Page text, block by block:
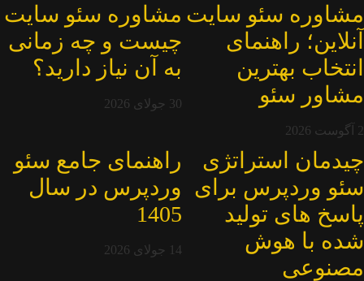
مشاوره سئو سایت
آنلاین؛ راهنمای
انتخاب بهترین
مشاور سئو
2 آگوست 2026
مشاوره سئو سایت
چیست و چه زمانی
به آن نیاز دارید؟
30 جولای 2026
چیدمان استراتژی
سئو وردپرس برای
پاسخ‌ های تولید
شده با هوش
مصنوعی
راهنمای جامع سئو
وردپرس در سال
1405
14 جولای 2026